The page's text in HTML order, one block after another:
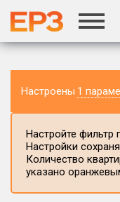
Настроены 1
Настройте
Настройки
Количество
указано